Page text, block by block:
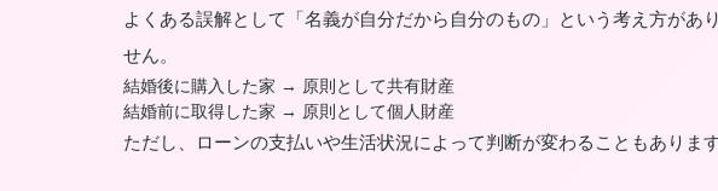
よくある誤解として「名義が自分だから自分のもの」という考え方があ
せん。
結婚後に購入した家 → 原則として共有財産
結婚前に取得した家 → 原則として個人財産
ただし、ローンの支払いや生活状況によって判断が変わることもあります